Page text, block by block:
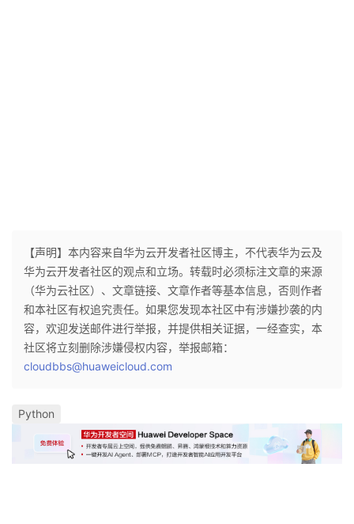
【声明】本内容来自华为云开发者社区博主，不代表华为云及
华为云开发者社区的观点和立场。转载时必须标注文章的来源
（华为云社区）、文章链接、文章作者等基本信息，否则作者
和本社区有权追究责任。如果您发现本社区中有涉嫌抄袭的内
容，欢迎发送邮件进行举报，并提供相关证据，一经查实，本
社区将立刻删除涉嫌侵权内容，举报邮箱：
cloudbbs@huaweicloud.com
Python